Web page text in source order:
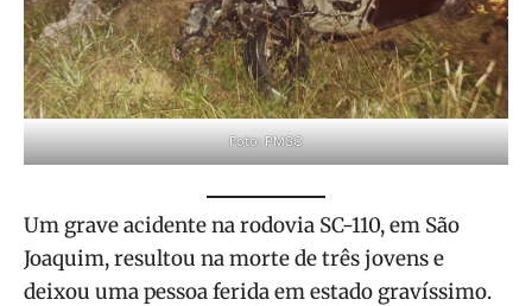
Foto: PMSC
Um grave acidente na rodovia SC-110, em São
Joaquim, resultou na morte de três jovens e
deixou uma pessoa ferida em estado gravíssimo.